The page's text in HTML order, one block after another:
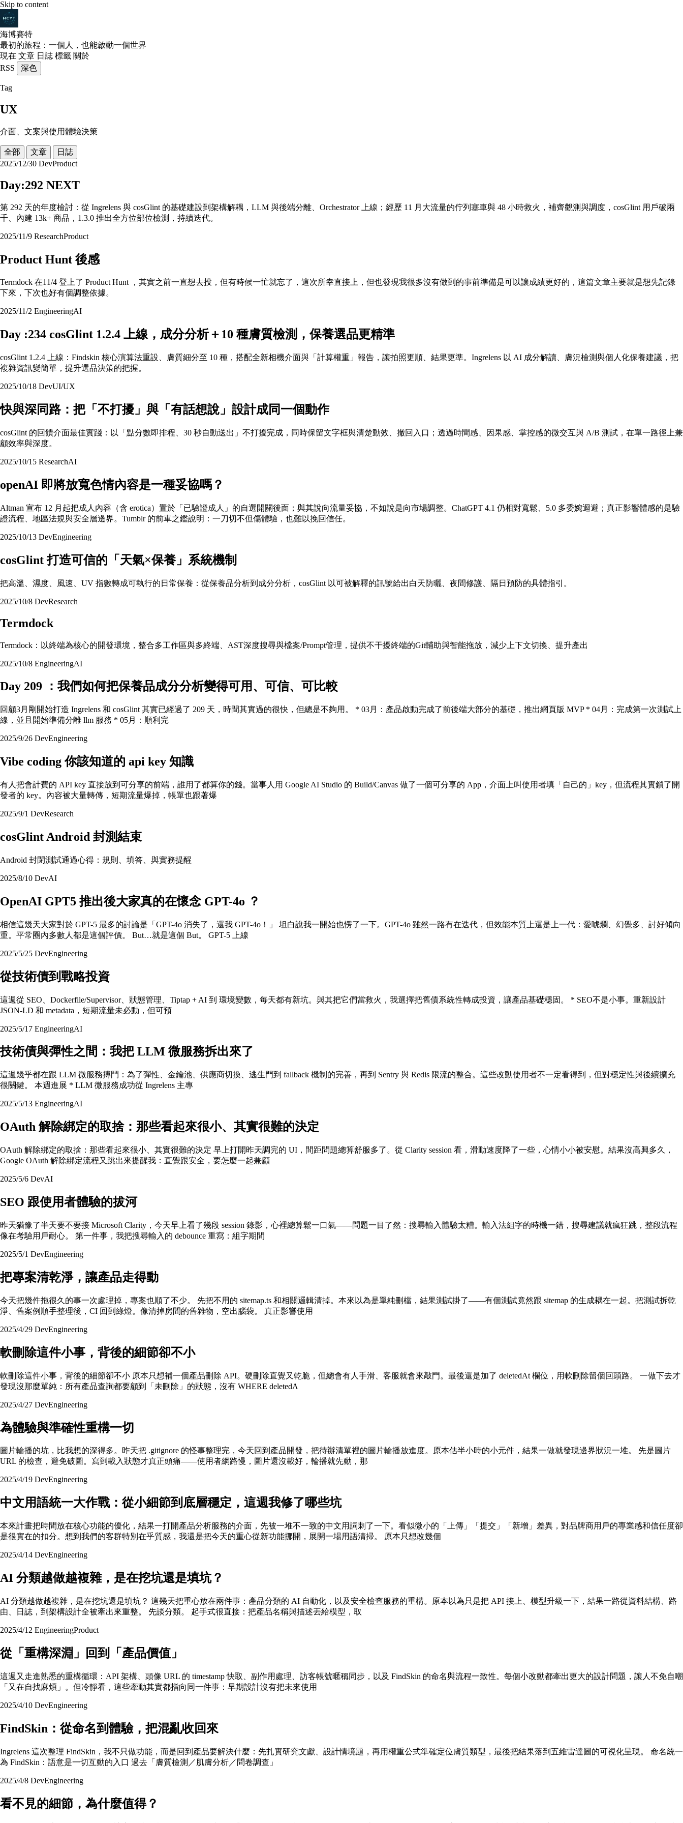
Skip to content
海博賽特
最初的旅程：一個人，也能啟動一個世界
現在 文章 日誌 標籤 關於
RSS
深色
Tag
UX
介面、文案與使用體驗決策
全部 文章
日誌
2025/12/30 DevProduct
Day:292 NEXT
第 292 天的年度檢討：從 Ingrelens 與 cosGlint 的基礎建設到架構解耦，LLM 與後端分離、Orchestrator 上線；經歷 11 月大流量的佇列塞車與 48 小時救火，補齊觀測與調度，cosGlint 用戶破兩
千、內建 13k+ 商品，1.3.0 推出全方位部位檢測，持續迭代。
2025/11/9 ResearchProduct
Product Hunt 後感
Termdock 在11/4 登上了 Product Hunt ，其實之前一直想去投，但有時候一忙就忘了，這次所幸直接上，但也發現我很多沒有做到的事前準備是可以讓成績更好的，這篇文章主要就是想先記錄
下來，下次也好有個調整依據。
2025/11/2 EngineeringAI
Day :234 cosGlint 1.2.4 上線，成分分析＋10 種膚質檢測，保養選品更精準
cosGlint 1.2.4 上線：Findskin 核心演算法重設、膚質細分至 10 種，搭配全新相機介面與「計算權重」報告，讓拍照更順、結果更準。Ingrelens 以 AI 成分解讀、膚況檢測與個人化保養建議，把
複雜資訊變簡單，提升選品決策的把握。
2025/10/18 DevUI/UX
快與深同路：把「不打擾」與「有話想說」設計成同一個動作
cosGlint 的回饋介面最佳實踐：以「點分數即排程、30 秒自動送出」不打擾完成，同時保留文字框與清楚動效、撤回入口；透過時間感、因果感、掌控感的微交互與 A/B 測試，在單一路徑上兼
顧效率與深度。
2025/10/15 ResearchAI
openAI 即將放寬色情內容是一種妥協嗎？
Altman 宣布 12 月起把成人內容（含 erotica）置於「已驗證成人」的自選開關後面；與其說向流量妥協，不如說是向市場調整。ChatGPT 4.1 仍相對寬鬆、5.0 多委婉迴避；真正影響體感的是驗
證流程、地區法規與安全層邊界。Tumblr 的前車之鑑說明：一刀切不但傷體驗，也難以挽回信任。
2025/10/13 DevEngineering
cosGlint 打造可信的「天氣×保養」系統機制
把高溫、濕度、風速、UV 指數轉成可執行的日常保養：從保養品分析到成分分析，cosGlint 以可被解釋的訊號給出白天防曬、夜間修護、隔日預防的具體指引。
2025/10/8 DevResearch
Termdock
Termdock：以終端為核心的開發環境，整合多工作區與多終端、AST深度搜尋與檔案/Prompt管理，提供不干擾終端的Git輔助與智能拖放，減少上下文切換、提升產出
2025/10/8 EngineeringAI
Day 209 ：我們如何把保養品成分分析變得可用、可信、可比較
回顧3月剛開始打造 Ingrelens 和 cosGlint 其實已經過了 209 天，時間其實過的很快，但總是不夠用。 * 03月：產品啟動完成了前後端大部分的基礎，推出網頁版 MVP * 04月：完成第一次測試上
線，並且開始準備分離 llm 服務 * 05月：順利完
2025/9/26 DevEngineering
Vibe coding 你該知道的 api key 知識
有人把會計費的 API key 直接放到可分享的前端，誰用了都算你的錢。當事人用 Google AI Studio 的 Build/Canvas 做了一個可分享的 App，介面上叫使用者填「自己的」key，但流程其實鎖了開
發者的 key。內容被大量轉傳，短期流量爆掉，帳單也跟著爆
2025/9/1 DevResearch
cosGlint Android 封測結束
Android 封閉測試通過心得：規則、填答、與實務提醒
2025/8/10 DevAI
OpenAI GPT5 推出後大家真的在懷念 GPT-4o ？
相信這幾天大家對於 GPT-5 最多的討論是「GPT-4o 消失了，還我 GPT-4o！」 坦白說我一開始也愣了一下。GPT-4o 雖然一路有在迭代，但效能本質上還是上一代：愛唬爛、幻覺多、討好傾向
重。平常圈內多數人都是這個評價。 But…就是這個 But。 GPT-5 上線
2025/5/25 DevEngineering
從技術債到戰略投資
這週從 SEO、Dockerfile/Supervisor、狀態管理、Tiptap + AI 到 環境變數，每天都有新坑。與其把它們當救火，我選擇把舊債系統性轉成投資，讓產品基礎穩固。 * SEO不是小事。重新設計
JSON‑LD 和 metadata，短期流量未必動，但可預
2025/5/17 EngineeringAI
技術債與彈性之間：我把 LLM 微服務拆出來了
這週幾乎都在跟 LLM 微服務搏鬥：為了彈性、金鑰池、供應商切換、逃生門到 fallback 機制的完善，再到 Sentry 與 Redis 限流的整合。這些改動使用者不一定看得到，但對穩定性與後續擴充
很關鍵。 本週進展 * LLM 微服務成功從 Ingrelens 主專
2025/5/13 EngineeringAI
OAuth 解除綁定的取捨：那些看起來很小、其實很難的決定
OAuth 解除綁定的取捨：那些看起來很小、其實很難的決定 早上打開昨天調完的 UI，間距問題總算舒服多了。從 Clarity session 看，滑動速度降了一些，心情小小被安慰。結果沒高興多久，
Google OAuth 解除綁定流程又跳出來提醒我：直覺跟安全，要怎麼一起兼顧
2025/5/6 DevAI
SEO 跟使用者體驗的拔河
昨天猶豫了半天要不要接 Microsoft Clarity，今天早上看了幾段 session 錄影，心裡總算鬆一口氣——問題一目了然：搜尋輸入體驗太糟。輸入法組字的時機一錯，搜尋建議就瘋狂跳，整段流程
像在考驗用戶耐心。 第一件事，我把搜尋輸入的 debounce 重寫：組字期間
2025/5/1 DevEngineering
把專案清乾淨，讓產品走得動
今天把幾件拖很久的事一次處理掉，專案也順了不少。 先把不用的 sitemap.ts 和相關邏輯清掉。本來以為是單純刪檔，結果測試掛了——有個測試竟然跟 sitemap 的生成耦在一起。把測試拆乾
淨、舊案例順手整理後，CI 回到綠燈。像清掉房間的舊雜物，空出腦袋。 真正影響使用
2025/4/29 DevEngineering
軟刪除這件小事，背後的細節卻不小
軟刪除這件小事，背後的細節卻不小 原本只想補一個產品刪除 API。硬刪除直覺又乾脆，但總會有人手滑、客服就會來敲門。最後還是加了 deletedAt 欄位，用軟刪除留個回頭路。 一做下去才
發現沒那麼單純：所有產品查詢都要顧到「未刪除」的狀態，沒有 WHERE deletedA
2025/4/27 DevEngineering
為體驗與準確性重構一切
圖片輪播的坑，比我想的深得多。昨天把 .gitignore 的怪事整理完，今天回到產品開發，把待辦清單裡的圖片輪播放進度。原本估半小時的小元件，結果一做就發現邊界狀況一堆。 先是圖片
URL 的檢查，避免破圖。寫到載入狀態才真正頭痛——使用者網路慢，圖片還沒載好，輪播就先動，那
2025/4/19 DevEngineering
中文用語統一大作戰：從小細節到底層穩定，這週我修了哪些坑
本來計畫把時間放在核心功能的優化，結果一打開產品分析服務的介面，先被一堆不一致的中文用詞刺了一下。看似微小的「上傳」「提交」「新增」差異，對品牌商用戶的專業感和信任度卻
是很實在的扣分。想到我們的客群特別在乎質感，我還是把今天的重心從新功能挪開，展開一場用語清掃。 原本只想改幾個
2025/4/14 DevEngineering
AI 分類越做越複雜，是在挖坑還是填坑？
AI 分類越做越複雜，是在挖坑還是填坑？ 這幾天把重心放在兩件事：產品分類的 AI 自動化，以及安全檢查服務的重構。原本以為只是把 API 接上、模型升級一下，結果一路從資料結構、路
由、日誌，到架構設計全被牽出來重整。 先談分類。 起手式很直接：把產品名稱與描述丟給模型，取
2025/4/12 EngineeringProduct
從「重構深淵」回到「產品價值」
這週又走進熟悉的重構循環：API 架構、頭像 URL 的 timestamp 快取、副作用處理、訪客帳號暱稱同步，以及 FindSkin 的命名與流程一致性。每個小改動都牽出更大的設計問題，讓人不免自嘲
「又在自找麻煩」。但冷靜看，這些牽動其實都指向同一件事：早期設計沒有把未來使用
2025/4/10 DevEngineering
FindSkin：從命名到體驗，把混亂收回來
Ingrelens 這次整理 FindSkin，我不只做功能，而是回到產品要解決什麼：先扎實研究文獻、設計情境題，再用權重公式準確定位膚質類型，最後把結果落到五維雷達圖的可視化呈現。 命名統一
為 FindSkin：語意是一切互動的入口 過去「膚質檢測／肌膚分析／問卷調查」
2025/4/8 DevEngineering
看不見的細節，為什麼值得？